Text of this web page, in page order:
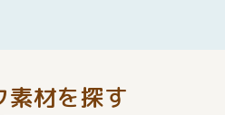
素材を探す